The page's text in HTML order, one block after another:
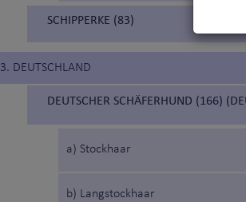
SCHIPPERKE (83)
3. DEUTSCHLAND
DEUTSCHER SCHÄFERHUND (166)
a) Stockhaar
b) Langstockhaar